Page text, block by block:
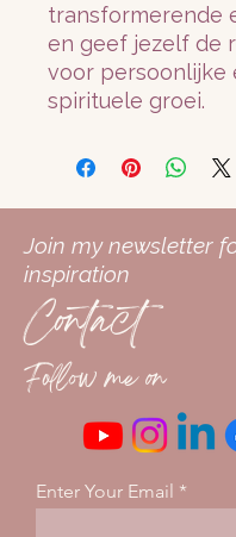
transformerende
en geef jezelf de
voor persoonlijke
spirituele groei.
Join my newsletter
inspiration
Contact
Follow me on
Enter Your Email